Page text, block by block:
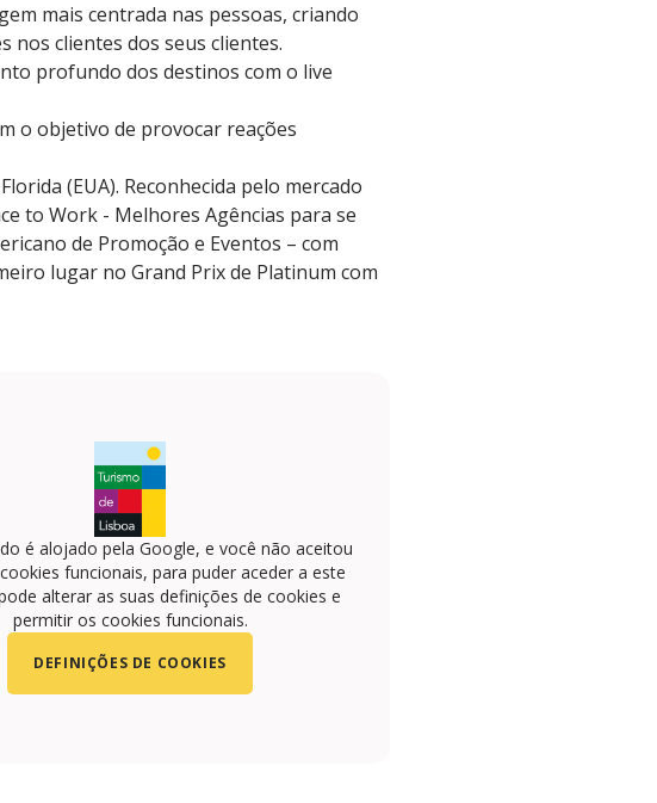
mais centrada nas pessoas, criando
nos clientes dos seus clientes.
profundo dos destinos com o live
o objetivo de provocar reações
(EUA). Reconhecida pelo mercado
to Work - Melhores Agências para se
de Promoção e Eventos – com
lugar no Grand Prix de Platinum com
é alojado pela Google, e você não aceitou
funcionais, para puder aceder a este
alterar as suas definições de cookies e
permitir os cookies funcionais.
DEFINIÇÕES DE COOKIES